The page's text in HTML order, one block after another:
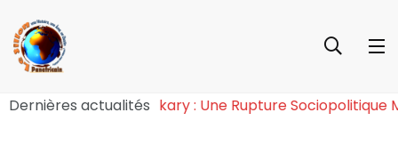
Dernières actualités
de l’Effet Tchiroma Bakary : Une Rupture